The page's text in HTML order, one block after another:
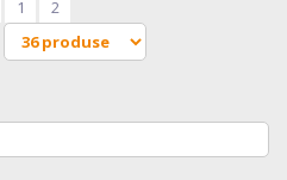
1 2